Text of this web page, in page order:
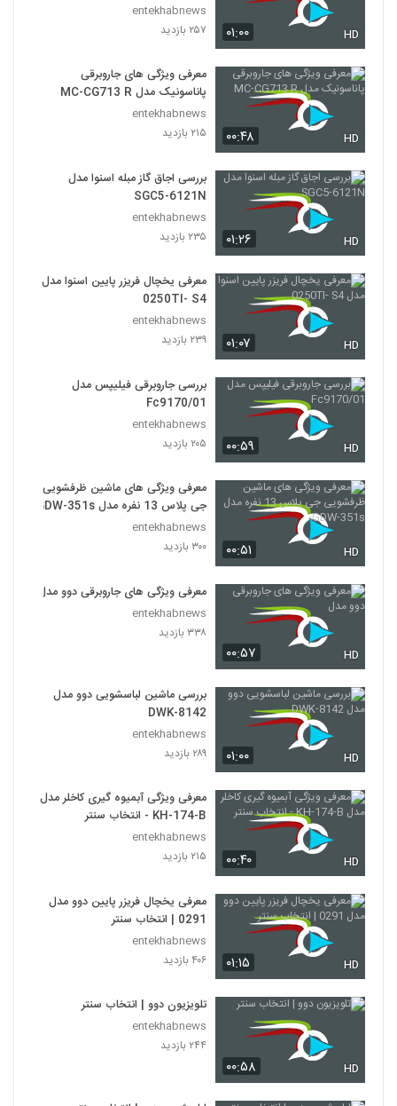
۰۱:۰۰ HD
entekhabnews
۲۵۷ بازدید
۰۰:۴۸ HD
معرفی ویژگی های جاروبرقی
پاناسونیک مدل MC-CG713 R
entekhabnews
۲۱۵ بازدید
۰۱:۲۶ HD
بررسی اجاق گاز مبله اسنوا مدل
SGC5-6121N
entekhabnews
۲۳۵ بازدید
۰۱:۰۷ HD
معرفی یخچال فریزر پایین اسنوا مدل
0250TI- S4
entekhabnews
۲۳۹ بازدید
۰۰:۵۹ HD
بررسی جاروبرقی فیلیپس مدل
Fc9170/01
entekhabnews
۲۰۵ بازدید
۰۰:۵۱ HD
معرفی ویژگی های ماشین ظرفشویی
جی پلاس 13 نفره مدل GDW-351s
entekhabnews
۳۰۰ بازدید
۰۰:۵۷ HD
معرفی ویژگی های جاروبرقی دوو مدل
entekhabnews
۳۳۸ بازدید
۰۱:۰۰ HD
بررسی ماشین لباسشویی دوو مدل
DWK-8142
entekhabnews
۲۸۹ بازدید
۰۰:۴۰ HD
معرفی ویژگی آبمیوه گیری کاخلر مدل
KH-174-B - انتخاب سنتر
entekhabnews
۲۱۵ بازدید
۰۱:۱۵ HD
معرفی یخچال فریزر پایین دوو مدل
0291 | انتخاب سنتر
entekhabnews
۴۰۶ بازدید
۰۰:۵۸ HD
تلویزیون دوو | انتخاب سنتر
entekhabnews
۲۴۴ بازدید